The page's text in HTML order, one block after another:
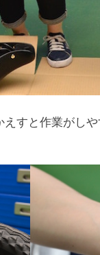
すと作業がし